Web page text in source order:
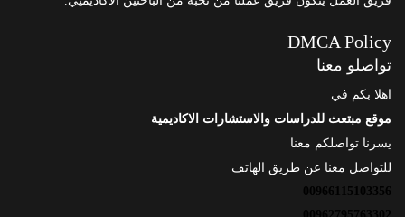
DMCA Policy
تواصلو معنا
اهلا بكم في
موقع مبتعث للدراسات والاستشارات الاكاديمية
يسرنا تواصلكم معنا
للتواصل معنا عن طريق الهاتف
00966115103356